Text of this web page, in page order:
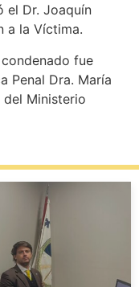
el Dr. Joaquín
a la Víctima.
fue
Penal Dra. María
del Ministerio